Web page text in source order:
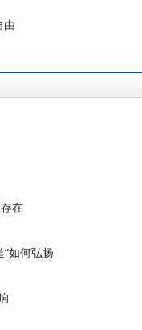
由
在
如何弘扬